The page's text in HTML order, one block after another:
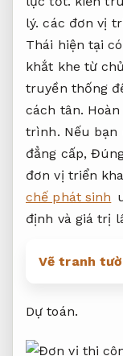
lý. các đơn vị
Thái hiện tại
khắt khe từ
truyền thống
cách tân.
trình. Nếu bạn
đẳng cấp,
đơn vị triển
chế phát sinh
định và giá trị
Vẽ tranh
Dự toán.